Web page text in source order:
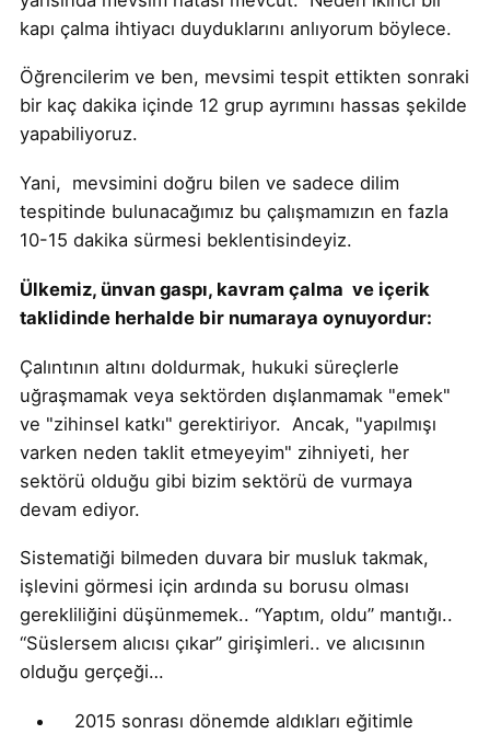
kapı çalma ihtiyacı duyduklarını anlıyorum böylece.
Öğrencilerim ve ben, mevsimi tespit ettikten sonraki
bir kaç dakika içinde 12 grup ayrımını hassas şekilde
yapabiliyoruz.
Yani, mevsimini doğru bilen ve sadece dilim
tespitinde bulunacağımız bu çalışmamızın en fazla
10-15 dakika sürmesi beklentisindeyiz.
Ülkemiz, ünvan gaspı, kavram çalma ve içerik
taklidinde herhalde bir numaraya oynuyordur:
Çalıntının altını doldurmak, hukuki süreçlerle
uğraşmamak veya sektörden dışlanmamak "emek"
ve "zihinsel katkı" gerektiriyor. Ancak, "yapılmışı
varken neden taklit etmeyeyim" zihniyeti, her
sektörü olduğu gibi bizim sektörü de vurmaya
devam ediyor.
Sistematiği bilmeden duvara bir musluk takmak,
işlevini görmesi için ardında su borusu olması
gerekliliğini düşünmemek.. “Yaptım, oldu” mantığı..
“Süslersem alıcısı çıkar” girişimleri.. ve alıcısının
olduğu gerçeği…
2015 sonrası dönemde aldıkları eğitimle